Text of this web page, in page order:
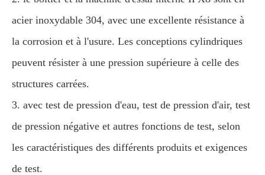
acier inoxydable 304, avec une excellente résistance à
la corrosion et à l'usure. Les conceptions cylindriques
peuvent résister à une pression supérieure à celle des
structures carrées.
3. avec test de pression d'eau, test de pression d'air, test
de pression négative et autres fonctions de test, selon
les caractéristiques des différents produits et exigences
de test.